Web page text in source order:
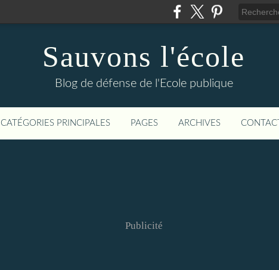
Sauvons l'école
Blog de défense de l'Ecole publique
CATÉGORIES PRINCIPALES PAGES ARCHIVES CONTACT
Publicité